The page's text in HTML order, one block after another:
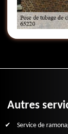
Autres
Service de